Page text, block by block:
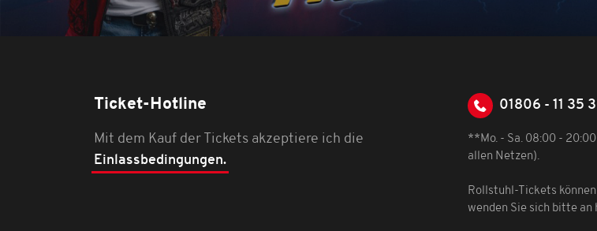
Ticket-Hotline
Mit dem Kauf der Tickets akzeptiere ich die
Einlassbedingungen.
01806 - 11 35
**Mo. - Sa. 08:00 -
allen Netzen).
Rollstuhl-Tickets
wenden Sie sich bitte an